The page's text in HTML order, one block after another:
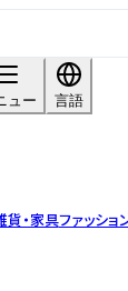
ュー
言語
貨・家具ファッショ